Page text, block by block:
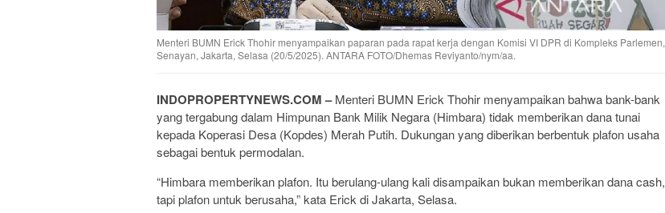
Menteri BUMN Erick Thohir menyampaikan paparan pada rapat kerja dengan Komisi VI DPR di Kompleks Parlemen,
Senayan, Jakarta, Selasa (20/5/2025). ANTARA FOTO/Dhemas Reviyanto/nym/aa.
INDOPROPERTYNEWS.COM –Menteri BUMN Erick Thohir menyampaikan bahwa bank-bank
yang tergabung dalam Himpunan Bank Milik Negara (Himbara) tidak memberikan dana tunai
kepada Koperasi Desa (Kopdes) Merah Putih. Dukungan yang diberikan berbentuk plafon usaha
sebagai bentuk permodalan.
“Himbara memberikan plafon. Itu berulang-ulang kali disampaikan bukan memberikan dana cash,
tapi plafon untuk berusaha,” kata Erick di Jakarta, Selasa.